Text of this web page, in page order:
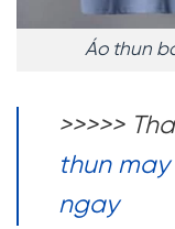
Áo thun
>>>>>
thun may
ngay